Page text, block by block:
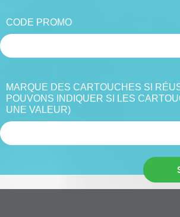
CODE PROMO
MARQUE DES CARTOUCHES SI
POUVONS INDIQUER SI LES
UNE VALEUR)